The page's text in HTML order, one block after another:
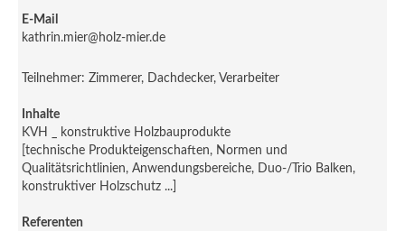
E-Mail
kathrin.mier@holz-mier.de
Teilnehmer: Zimmerer, Dachdecker, Verarbeiter
Inhalte
KVH _ konstruktive Holzbauprodukte
[technische Produkteigenschaften, Normen und
Qualitätsrichtlinien, Anwendungsbereiche, Duo-/Trio Balken,
konstruktiver Holzschutz ...]
Referenten